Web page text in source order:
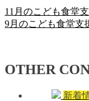
11月のこども食堂
9月のこども食堂支
OTHER
新着